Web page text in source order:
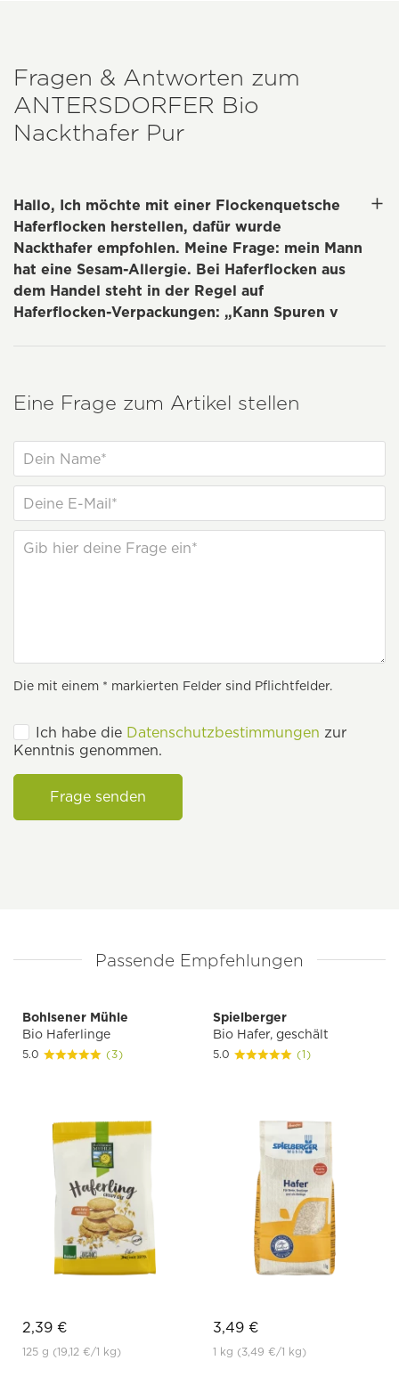
Fragen & Antworten zum
ANTERSDORFER Bio
Nackthafer Pur
Hallo, Ich möchte mit einer Flockenquetsche
Haferflocken herstellen, dafür wurde
Nackthafer empfohlen. Meine Frage: mein Mann
hat eine Sesam-Allergie. Bei Haferflocken aus
dem Handel steht in der Regel auf
Haferflocken-Verpackungen: „Kann Spuren v
Eine Frage zum Artikel stellen
Die mit einem * markierten Felder sind Pflichtfelder.
Ich habe die Datenschutzbestimmungen zur
Kenntnis genommen.
Frage senden
Passende Empfehlungen
Bohlsener Mühle
Bio Haferlinge
5.0 (3)
2,39 €
125 g (19,12 €/1 kg)
Spielberger
Bio Hafer, geschält
5.0 (1)
3,49 €
1 kg (3,49 €/1 kg)